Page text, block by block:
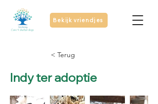
Bekijk vriendjes
< Terug
Indy ter adoptie